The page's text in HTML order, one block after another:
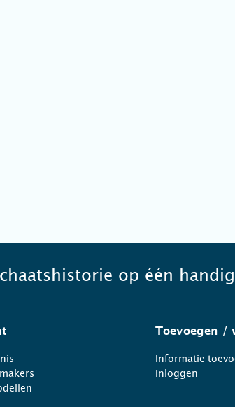
op één
Toevoegen /
Informatie
Inloggen